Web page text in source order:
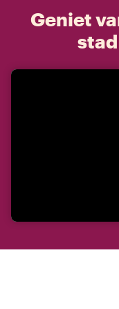
Geniet